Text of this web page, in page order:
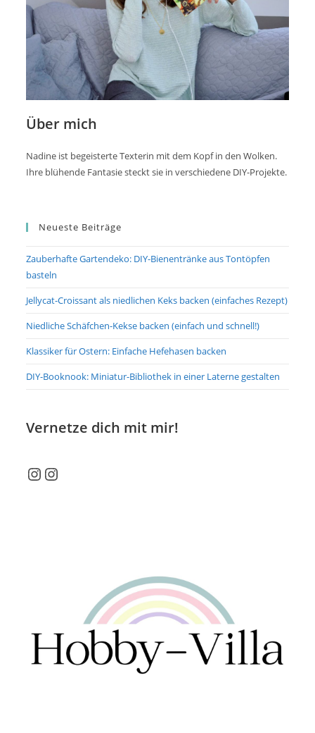
Über mich
Nadine ist begeisterte Texterin mit dem Kopf in den Wolken.
Ihre blühende Fantasie steckt sie in verschiedene DIY-Projekte.
Neueste Beiträge
Zauberhafte Gartendeko: DIY-Bienentränke aus Tontöpfen
basteln
Jellycat-Croissant als niedlichen Keks backen (einfaches Rezept)
Niedliche Schäfchen-Kekse backen (einfach und schnell!)
Klassiker für Ostern: Einfache Hefehasen backen
DIY-Booknook: Miniatur-Bibliothek in einer Laterne gestalten
Vernetze dich mit mir!
Instagram
Instagram